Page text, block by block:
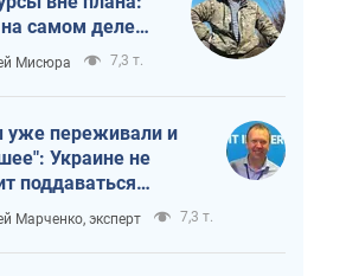
на самом деле
темп войны
Мисюра 7,3 т.
переживали и
Украине не
поддаваться
из-за
террора
Марченко, эксперт 7,3 т.